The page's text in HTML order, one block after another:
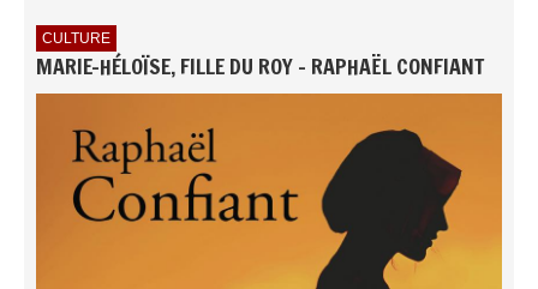
CULTURE
MARIE-HÉLOÏSE, FILLE DU ROY - RAPHAËL CONFIANT